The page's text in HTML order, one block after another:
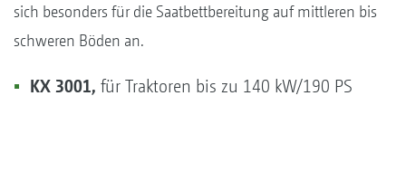
sich besonders für die Saatbettbereitung auf mittleren bis
schweren Böden an.
KX 3001, für Traktoren bis zu 140 kW/190 PS